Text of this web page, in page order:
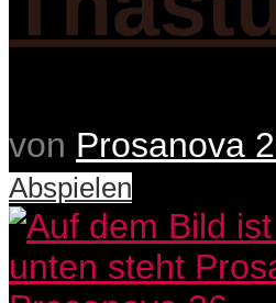
von Prosanova
Abspielen